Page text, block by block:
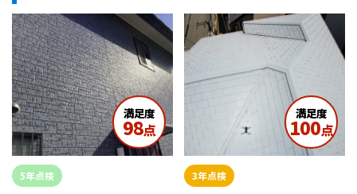
満足度
98点
5年点検
満足度
100点
3年点検